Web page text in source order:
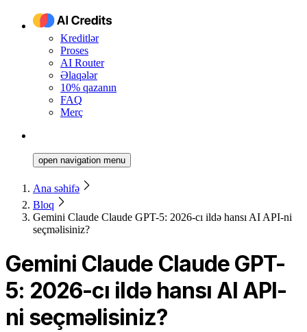
Kreditlər
Proses
AI Router
Əlaqələr
10% qazanın
FAQ
Merç
open navigation menu
Ana səhifə
Bloq
Gemini Claude Claude GPT-5: 2026-cı ildə hansı AI API-ni
seçməlisiniz?
Gemini Claude Claude GPT-
5: 2026-cı ildə hansı AI API-
ni seçməlisiniz?